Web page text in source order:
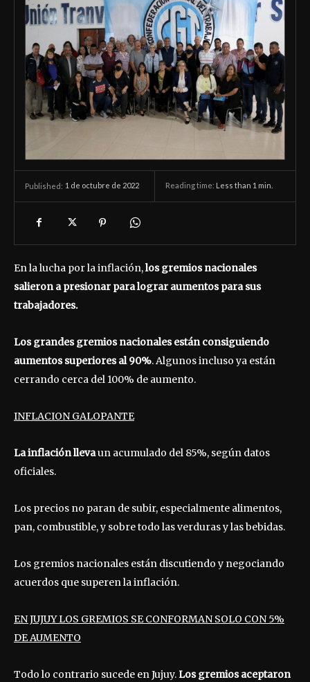
Published: 1 de octubre de 2022 Reading time: Less than 1 min.
En la lucha por la inflación,los gremios nacionales
salieron a presionar para lograr aumentos para sus
trabajadores.
Los grandes gremios nacionales están consiguiendo
aumentos superiores al 90%. Algunos incluso ya están
cerrando cerca del 100% de aumento.
INFLACION GALOPANTE
La inflación llevaun acumulado del 85%, según datos
oficiales.
Los precios no paran de subir, especialmente alimentos,
pan, combustible, y sobre todo las verduras y las bebidas.
Los gremios nacionales están discutiendo y negociando
acuerdos que superen la inflación.
EN JUJUY LOS GREMIOS SE CONFORMAN SOLO CON 5%
DE AUMENTO
Todo lo contrario sucede en Jujuy.Los gremios aceptaron